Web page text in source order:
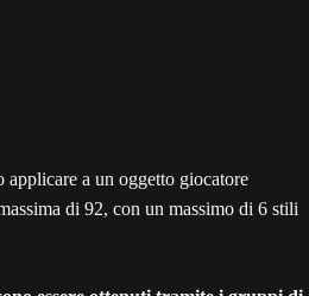
a un oggetto giocatore
di 92, con un massimo di 6 stili